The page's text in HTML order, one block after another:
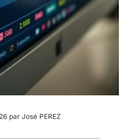
par José PEREZ